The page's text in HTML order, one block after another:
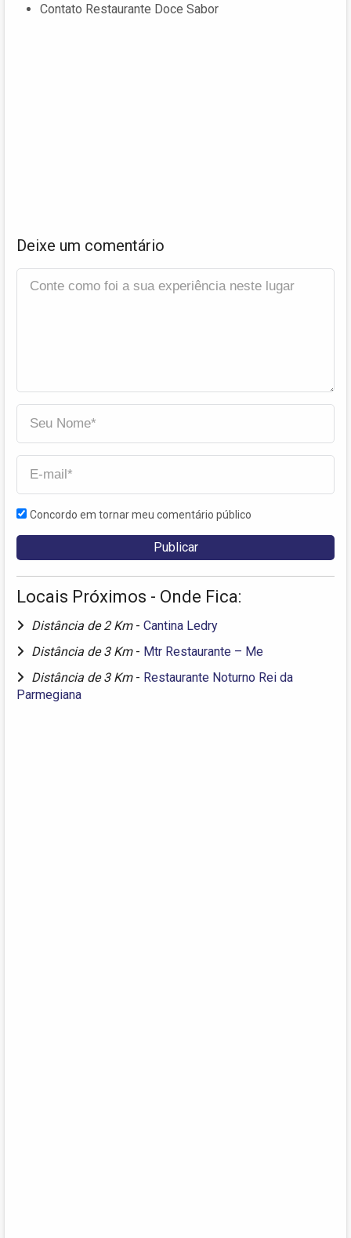
Contato Restaurante Doce Sabor
Deixe um comentário
Concordo em tornar meu comentário público
Locais Próximos - Onde Fica:
Distância de 2 Km - Cantina Ledry
Distância de 3 Km - Mtr Restaurante – Me
Distância de 3 Km - Restaurante Noturno Rei da
Parmegiana